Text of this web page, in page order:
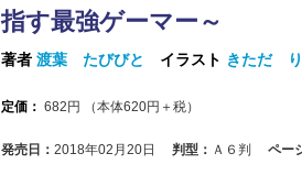
指す最強ゲーマー～
著者 渡葉 たびびと イラスト きただ り
定価： 682 円 （本体620円＋税）
発売日： 2018年02月20日 判型： Ａ６判 ペー